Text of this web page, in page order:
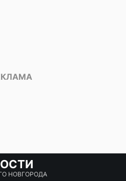
НОВГОРОДА